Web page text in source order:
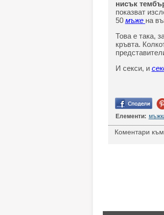
нисък
показват
50 мъже на
Това е така,
кръвта.
И секси, и
Елементи:
Коментари към